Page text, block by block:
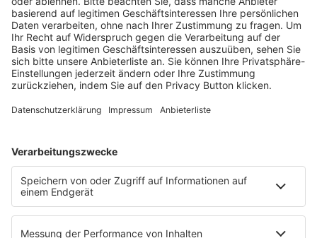
Ein Fachbereich der
dfv Mediengruppe
Mainzer Landstr. 251
60326 Frankfurt am Main
E-Mail:info@ruw.de
Web:https://www.ruw.de
AGB
Datenschutzerklärung
Genderhinweis
Cookie-Einstellungen